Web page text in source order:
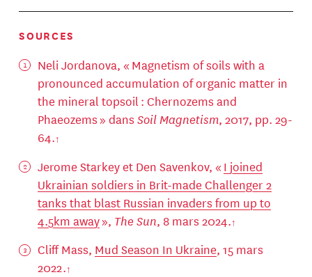
SOURCES
Neli Jordanova, « Magnetism of soils with a
pronounced accumulation of organic matter in
the mineral topsoil : Chernozems and
Phaeozems » dans Soil Magnetism, 2017, pp. 29-
64.
Jerome Starkey et Den Savenkov, « I joined
Ukrainian soldiers in Brit-made Challenger 2
tanks that blast Russian invaders from up to
4.5km away», The Sun, 8 mars 2024.
Cliff Mass, Mud Season In Ukraine, 15 mars
2022.